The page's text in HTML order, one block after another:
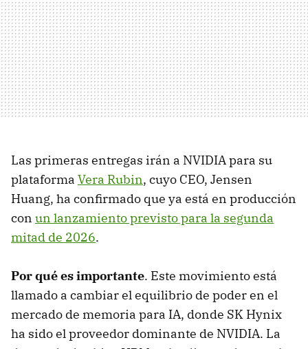
Las primeras entregas irán a NVIDIA para su
plataforma Vera Rubin, cuyo CEO, Jensen
Huang, ha confirmado que ya está en producción
con un lanzamiento previsto para la segunda
mitad de 2026.
Por qué es importante. Este movimiento está
llamado a cambiar el equilibrio de poder en el
mercado de memoria para IA, donde SK Hynix
ha sido el proveedor dominante de NVIDIA. La